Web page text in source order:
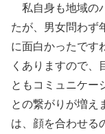
私自身も地域の
たが、男女問わず
に面白かったです
くありますので、
ともコミュニケー
との繋がりが増え
は、顔を合わせる